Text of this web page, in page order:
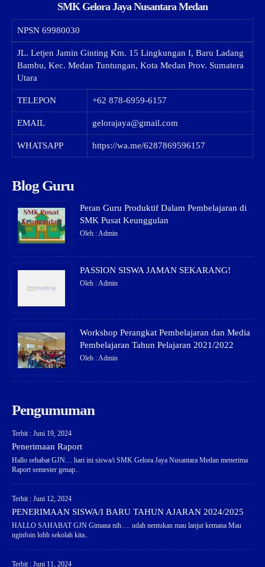
SMK Gelora Jaya Nusantara Medan
NPSN 69980030
JL. Letjen Jamin Ginting Km. 15 Lingkungan I, Baru Ladang
Bambu, Kec. Medan Tuntungan, Kota Medan Prov. Sumatera
Utara
TELEPON +62 878-6959-6157
EMAIL gelorajaya@gmail.com
WHATSAPP https://wa.me/6287869596157
Blog Guru
Peran Guru Produktif Dalam Pembelajaran di
SMK Pusat Keunggulan
Oleh : Admin
PASSION SISWA JAMAN SEKARANG!
Oleh : Admin
Workshop Perangkat Pembelajaran dan Media
Pembelajaran Tahun Pelajaran 2021/2022
Oleh : Admin
Pengumuman
Terbit : Juni 19, 2024
Penerimaan Raport
Hallo sehabat GJN… hari ini siswa/i SMK Gelora Jaya Nusantara Medan menerima
Raport semester genap..
Terbit : Juni 12, 2024
PENERIMAAN SISWA/I BARU TAHUN AJARAN 2024/2025
HALLO SAHABAT GJN Gimana nih…. udah nentukan mau lanjut kemana Mau
nginfoin lohh sekolah kita..
Terbit : Juni 11, 2024